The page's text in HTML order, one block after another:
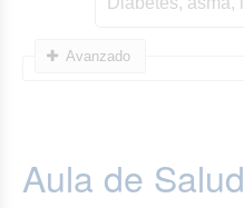
Avanzado
Aula de Salud